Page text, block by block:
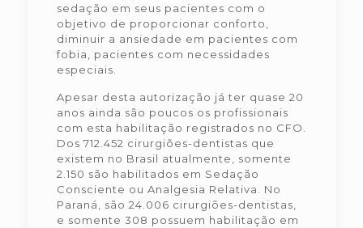
sedação em seus pacientes com o
objetivo de proporcionar conforto,
diminuir a ansiedade em pacientes com
fobia, pacientes com necessidades
especiais.
Apesar desta autorização já ter quase 20
anos ainda são poucos os profissionais
com esta habilitação registrados no CFO.
Dos 712.452 cirurgiões-dentistas que
existem no Brasil atualmente, somente
2.150 são habilitados em Sedação
Consciente ou Analgesia Relativa. No
Paraná, são 24.006 cirurgiões-dentistas,
e somente 308 possuem habilitação em